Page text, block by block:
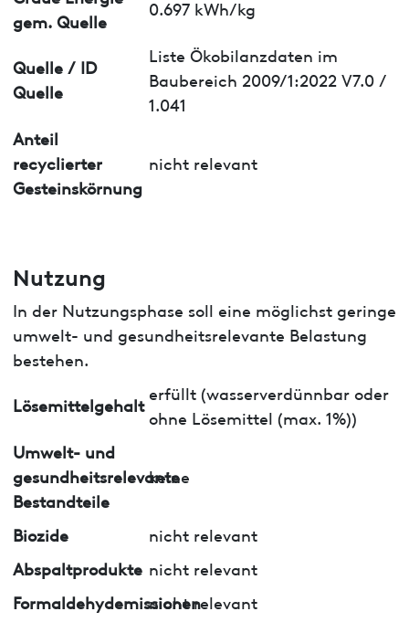
gem. Quelle
0.697 kWh/kg
Quelle / ID
Quelle
Liste Ökobilanzdaten im
Baubereich 2009/1:2022 V7.0 /
1.041
Anteil
recyclierter
Gesteinskörnung
nicht relevant
Nutzung
In der Nutzungsphase soll eine möglichst geringe
umwelt- und gesundheitsrelevante Belastung
bestehen.
Lösemittelgehalt
erfüllt (wasserverdünnbar oder
ohne Lösemittel (max. 1%))
Umwelt- und
gesundheitsrelevante
Bestandteile
keine
Biozide
nicht relevant
Abspaltprodukte nicht relevant
Formaldehydemissionennicht relevant